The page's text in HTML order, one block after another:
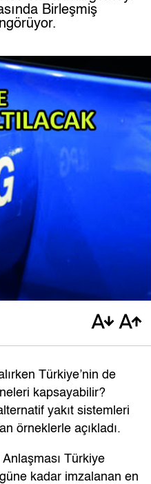
Birleşmiş
Türkiye’nin de
kapsayabilir?
yakıt sistemleri
örneklerle açıkladı.
Türkiye
kadar imzalanan en